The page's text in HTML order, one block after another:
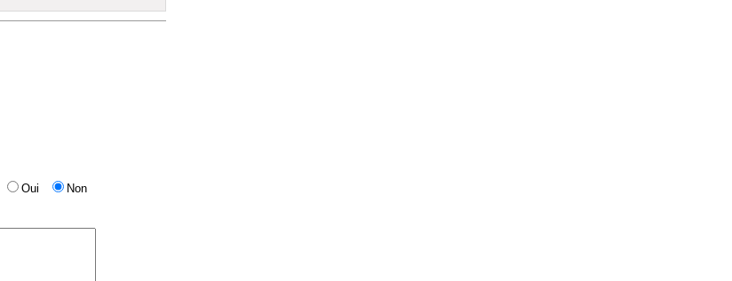
Oui Non